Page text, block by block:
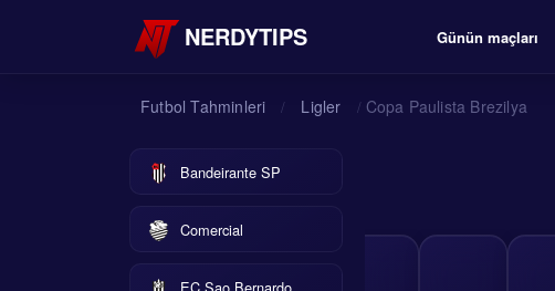
NERDYTIPS Günün maçları
Futbol Tahminleri / Ligler / Copa Paulista Brezilya
Bandeirante SP
Comercial
EC Sao Bernardo